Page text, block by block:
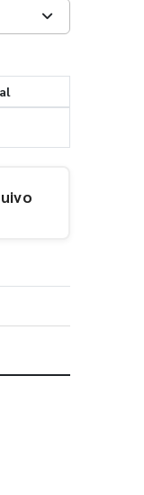
de entrega